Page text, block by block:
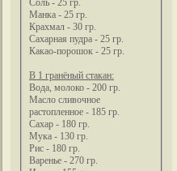
Соль - 25 гр.
Манка - 25 гр.
Крахмал - 30 гр.
Сахарная пудра - 25 гр.
Какао-порошок - 25 гр.
В 1 гранёный стакан:
Вода, молоко - 200 гр.
Масло сливочное
растопленное - 185 гр.
Сахар - 180 гр.
Мука - 130 гр.
Рис - 180 гр.
Варенье - 270 гр.